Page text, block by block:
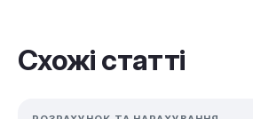
Схожі статті